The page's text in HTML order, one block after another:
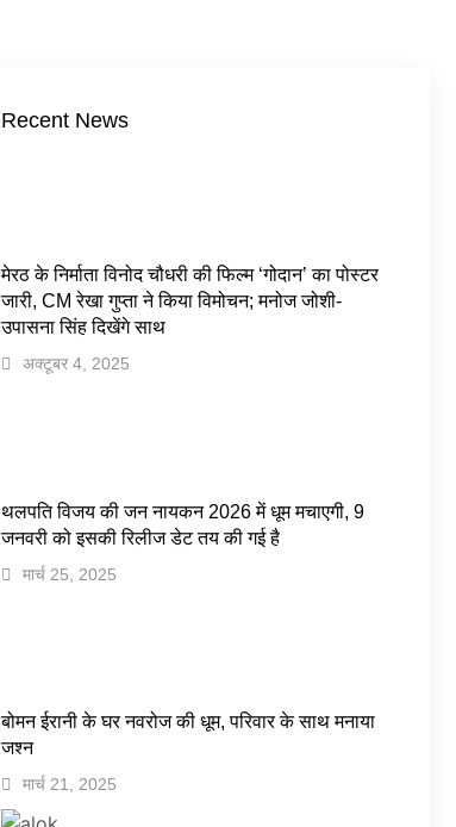
Recent News
मेरठ के निर्माता विनोद चौधरी की फिल्म ‘गोदान’ का पोस्टर
जारी, CM रेखा गुप्ता ने किया विमोचन; मनोज जोशी-
उपासना सिंह दिखेंगे साथ
अक्टूबर 4, 2025
थलपति विजय की जन नायकन 2026 में धूम मचाएगी, 9
जनवरी को इसकी रिलीज डेट तय की गई है
मार्च 25, 2025
बोमन ईरानी के घर नवरोज की धूम, परिवार के साथ मनाया
जश्न
मार्च 21, 2025